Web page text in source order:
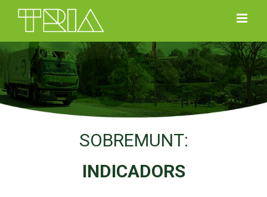
SOBREMUNT:
INDICADORS